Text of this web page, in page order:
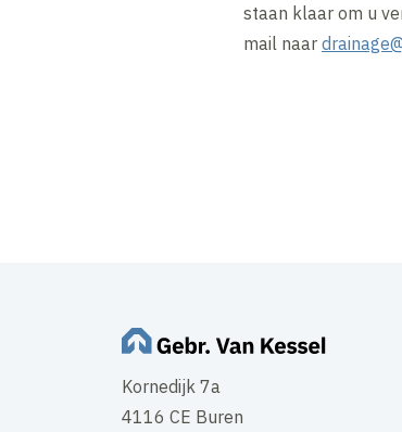
staan klaar om u
mail naar
Kornedijk 7a
4116 CE Buren